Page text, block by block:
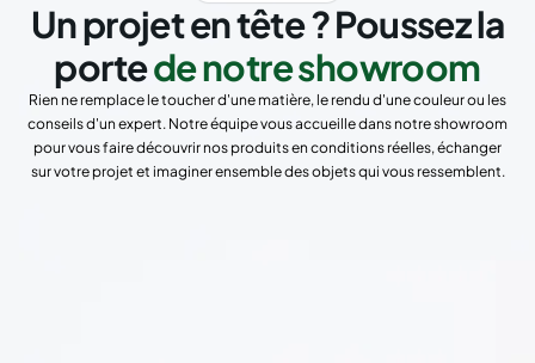
Un projet en tête ? Poussez la
portede notre showroom
Rien ne remplace le toucher d'une matière, le rendu d'une couleur ou les
conseils d'un expert. Notre équipe vous accueille dans notre showroom
pour vous faire découvrir nos produits en conditions réelles, échanger
sur votre projet et imaginer ensemble des objets qui vous ressemblent.